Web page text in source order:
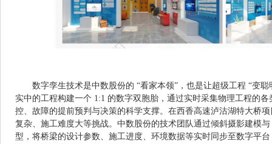
数字孪生技术是中数股份的 “看家本领”，也是让超级工程 “变
实中的工程构建一个 1:1 的数字双胞胎，通过实时采集物理工程的
控、故障的提前预判与决策的科学支撑。在西香高速泸沽湖特大桥
复杂、施工难度大等挑战。中数股份的技术团队通过倾斜摄影建模
型，将桥梁的设计参数、施工进度、环境数据等实时同步至数字平